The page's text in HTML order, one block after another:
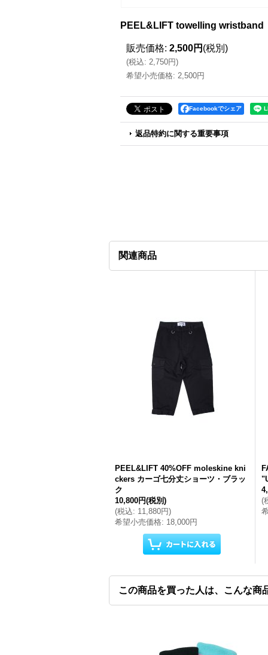
PEEL&LIFT towelling wristband
販売価格: 2,500円 (税別)
(税込: 2,750円)
希望小売価格: 2,500円
Facebookでシェア
返品特約に関する重要事項
関連商品
PEEL&LIFT 40%OFF moleskine kni
ckers カーゴ七分丈ショーツ・ブラッ
ク
10,800円(税別)
(税込: 11,880円)
希望小売価格: 18,000円
(
この商品を買った人は、こんな商